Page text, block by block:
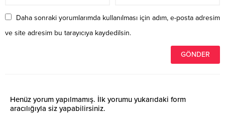
Daha sonraki yorumlarımda kullanılması için adım, e-posta adresim
ve site adresim bu tarayıcıya kaydedilsin.
Henüz yorum yapılmamış. İlk yorumu yukarıdaki form
aracılığıyla siz yapabilirsiniz.